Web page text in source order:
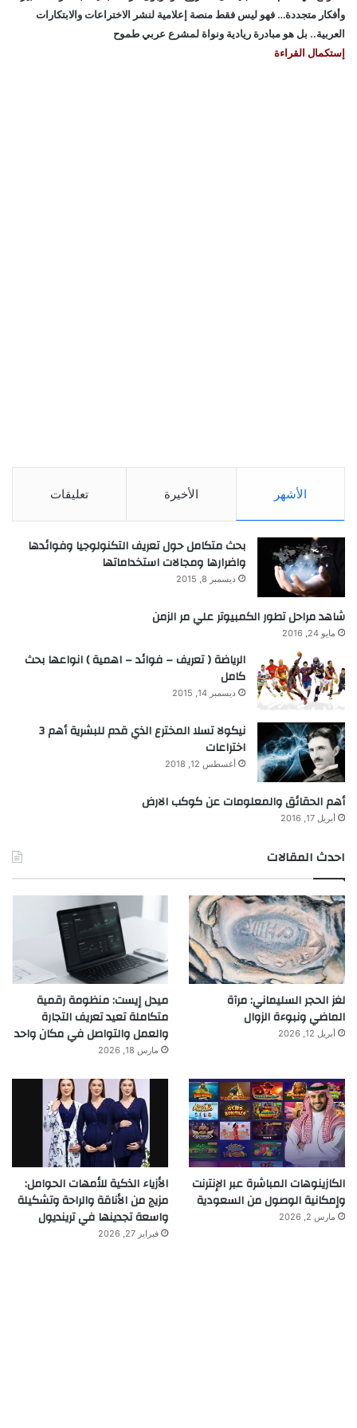
وأفكار متجددة… فهو ليس فقط منصة إعلامية لنشر الاختراعات والابتكارات
العربية.. بل هو مبادرة ريادية ونواة لمشرع عربي طموح
إستكمال القراءة
الأشهر الأخيرة تعليقات
بحث متكامل حول تعريف التكنولوجيا وفوائدها
واضرارها ومجالات استخداماتها
ديسمبر 8, 2015
شاهد مراحل تطور الكمبيوتر علي مر الزمن
مايو 24, 2016
الرياضة ( تعريف – فوائد – اهمية ) انواعها بحث
كامل
ديسمبر 14, 2015
نيكولا تسلا المخترع الذي قدم للبشرية أهم 3
اختراعات
أغسطس 12, 2018
أهم الحقائق والمعلومات عن كوكب الارض
أبريل 17, 2016
احدث المقالات
لغز الحجر السليماني: مرآة
الماضي ونبوءة الزوال
أبريل 12, 2026
ميدل إيست: منظومة رقمية
متكاملة تعيد تعريف التجارة
والعمل والتواصل في مكان واحد
مارس 18, 2026
الكازينوهات المباشرة عبر الإنترنت
وإمكانية الوصول من السعودية
مارس 2, 2026
الأزياء الذكية للأمهات الحوامل:
مزيج من الأناقة والراحة وتشكيلة
واسعة تجدينها في ترينديول
فبراير 27, 2026